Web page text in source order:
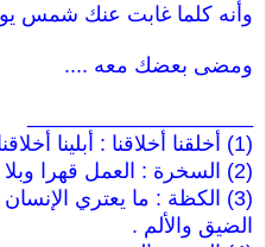
وأنه كلما غابت عنك
ومضى بعضك معه ....
(1) أخلقنا أخلاقنا : أبلينا أخلاقنا .
(2) السخرة : العمل قهرا وبلا اجر.
(3) الكظة : ما يعتري
الضيق والألم .